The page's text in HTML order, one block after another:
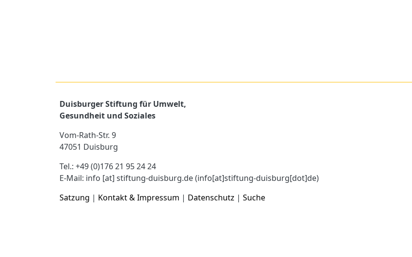
Duisburger Stiftung für Umwelt,
Gesundheit und Soziales
Vom-Rath-Str. 9
47051 Duisburg
Tel.: +49 (0)176 21 95 24 24
E-Mail: info [at] stiftung-duisburg.de(info[at]stiftung-duisburg[dot]de)
Satzung | Kontakt & Impressum | Datenschutz | Suche